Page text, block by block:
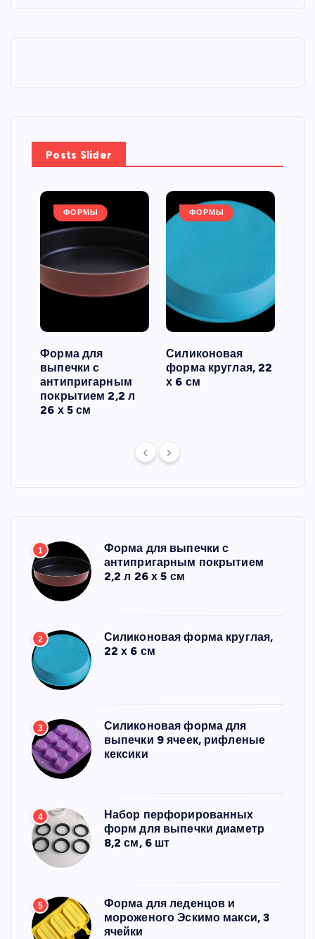
Posts Slider
ФОРМЫ
Форма для
выпечки с
антипригарным
покрытием 2,2 л
26 х 5 см
ФОРМЫ
Силиконовая
форма круглая, 22
х 6 см
1
Форма для выпечки с
антипригарным покрытием
2,2 л 26 х 5 см
2
Силиконовая форма круглая,
22 х 6 см
3
Силиконовая форма для
выпечки 9 ячеек, рифленые
кексики
4
Набор перфорированных
форм для выпечки диаметр
8,2 см, 6 шт
5
Форма для леденцов и
мороженого Эскимо макси, 3
ячейки